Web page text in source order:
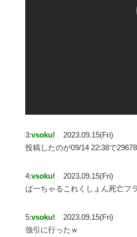
3:vsoku!
2023.09.15(Fri)
投稿したのが09/14 22:38で
4:vsoku!
2023.09.15(Fri)
ば一ちゃるこれくしょん死亡フ
5:vsoku!
2023.09.15(Fri)
強引に行ったｗ